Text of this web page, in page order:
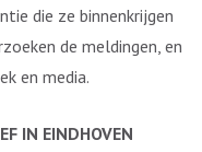
die ze binnenkrijgen
de meldingen, en
en media.
IN EINDHOVEN